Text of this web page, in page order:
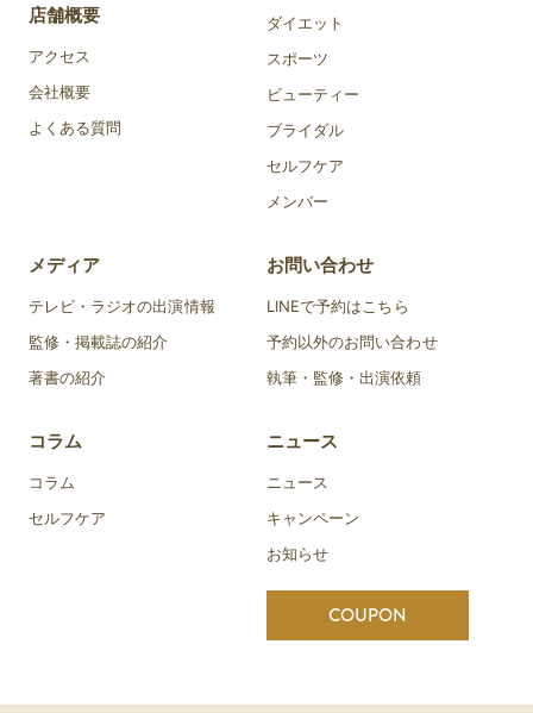
店舗概要
アクセス
会社概要
よくある質問
ダイエット
スポーツ
ビューティー
ブライダル
セルフケア
メンバー
メディア
テレビ・ラジオの出演情報
監修・掲載誌の紹介
著書の紹介
コラム
コラム
セルフケア
お問い合わせ
LINEで予約はこちら
予約以外のお問い合わせ
執筆・監修・出演依頼
ニュース
ニュース
キャンペーン
お知らせ
COUPON